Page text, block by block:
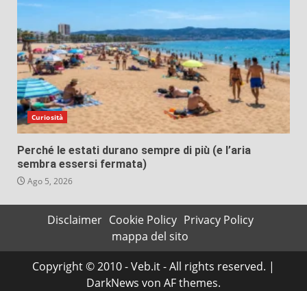
Curiosità
Perché le estati durano sempre di più (e l’aria
sembra essersi fermata)
Ago 5, 2026
Disclaimer Cookie Policy Privacy Policy
mappa del sito
Copyright © 2010 - Veb.it - All rights reserved. |
DarkNews von AF themes.